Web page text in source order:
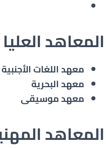
المعاهد
معهد اللغات الأجنبية
معهد البحرية
معهد موسيقى
المعاهد